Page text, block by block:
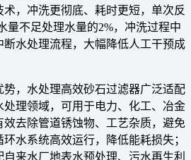
，冲洗更彻底、耗时更短，单次反
量不足处理水量的2%，冲洗过程中
水处理流程，大幅降低人工干预成
势，水处理高效砂石过滤器广泛适配
理领域，可用于电力、化工、冶金
去除管道锈蚀物、工艺杂质，避免
水系统高效运行，降低能耗损失；
来水厂地表水预处理、污水再生利